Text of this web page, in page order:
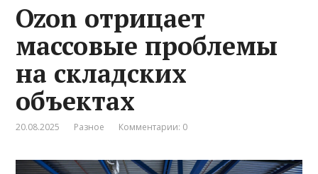
Ozon отрицает
массовые проблемы
на складских
объектах
20.08.2025 Разное Комментарии: 0